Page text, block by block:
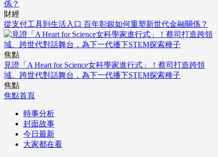
財經
從支付工具到生活入口 百年彰銀如何重塑新世代金融關係？
焦點
見證「A Heart for Science女科學家進行式」！蔡司打造跨領
域、跨世代對話舞台，為下一代播下STEM探索種子
焦點
焦點首頁
時事分析
封面故事
今日最新
大家都在看